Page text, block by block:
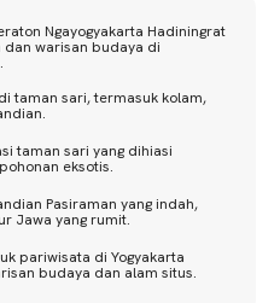
Ngayogyakarta Hadiningrat
warisan budaya di
taman sari, termasuk kolam,
taman sari yang dihiasi
eksotis.
Pasiraman yang indah,
Jawa yang rumit.
pariwisata di Yogyakarta
budaya dan alam situs.